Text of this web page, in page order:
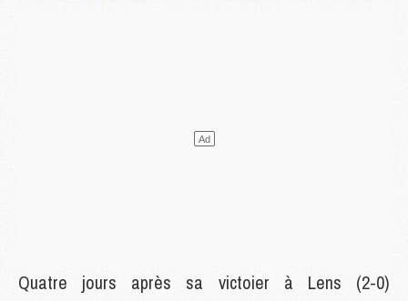
Quatre jours après sa victoier à Lens (2-0)